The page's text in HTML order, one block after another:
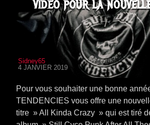
VIDÉO POUR LA
Sidney65
4 JANVIER 2019
Pour vous souhaiter une bonne
TENDENCIES vous offre une
titre » All Kinda Crazy » qui est tiré